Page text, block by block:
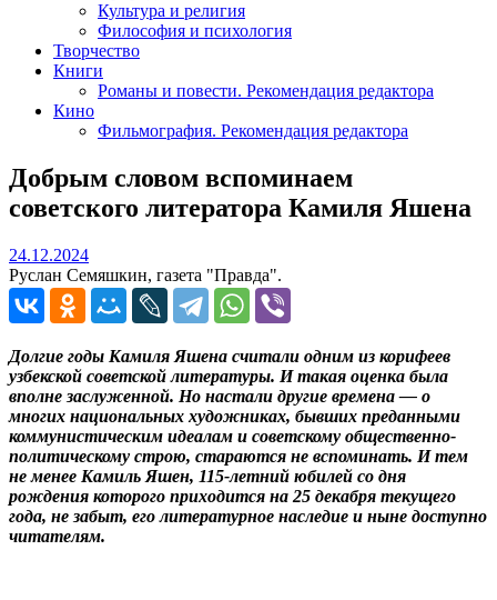
Культура и религия
Философия и психология
Творчество
Книги
Романы и повести. Рекомендация редактора
Кино
Фильмография. Рекомендация редактора
Добрым словом вспоминаем
советского литератора Камиля Яшена
24.12.202424.12.2024
Руслан Семяшкин, газета "Правда".
Долгие годы Камиля Яшена считали одним из корифеев
узбекской советской литературы. И такая оценка была
вполне заслуженной. Но настали другие времена — о
многих национальных художниках, бывших преданными
коммунистическим идеалам и советскому общественно-
политическому строю, стараются не вспоминать. И тем
не менее Камиль Яшен, 115-летний юбилей со дня
рождения которого приходится на 25 декабря текущего
года, не забыт, его литературное наследие и ныне доступно
читателям.